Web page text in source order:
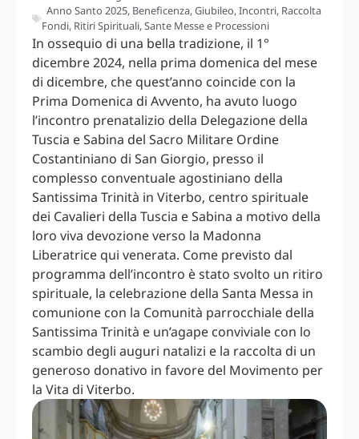
Anno Santo 2025, Beneficenza,Giubileo,Incontri, Raccolta
Fondi, Ritiri Spirituali,Sante Messe e Processioni
In ossequio di una bella tradizione, il 1°
dicembre 2024, nella prima domenica del mese
di dicembre, che quest’anno coincide con la
Prima Domenica di Avvento, ha avuto luogo
l’incontro prenatalizio della Delegazione della
Tuscia e Sabina del Sacro Militare Ordine
Costantiniano di San Giorgio, presso il
complesso conventuale agostiniano della
Santissima Trinità in Viterbo, centro spirituale
dei Cavalieri della Tuscia e Sabina a motivo della
loro viva devozione verso la Madonna
Liberatrice qui venerata. Come previsto dal
programma dell’incontro è stato svolto un ritiro
spirituale, la celebrazione della Santa Messa in
comunione con la Comunità parrocchiale della
Santissima Trinità e un’agape conviviale con lo
scambio degli auguri natalizi e la raccolta di un
generoso donativo in favore del Movimento per
la Vita di Viterbo.